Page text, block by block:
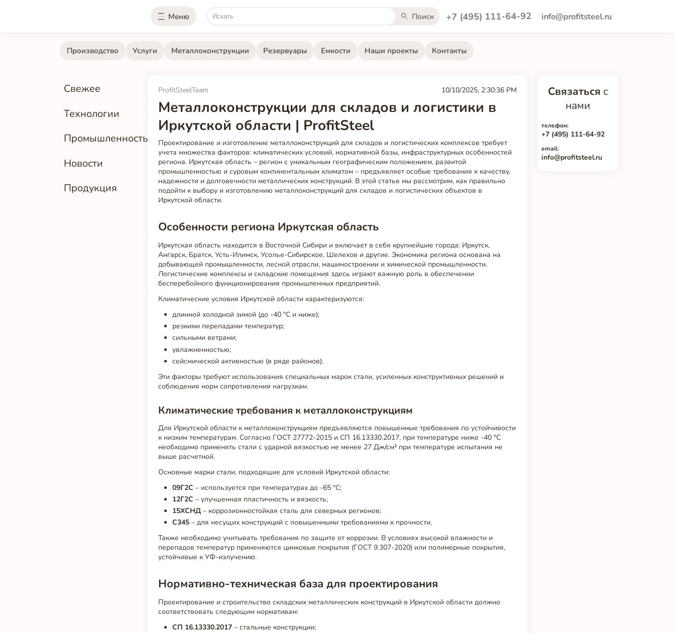
Меню Поиск +7 (495) 111-64-92 info@profitsteel.ru
Производство Услуги Металлоконструкции Резервуары Емкости Наши проекты Контакты
Свежее
Технологии
Промышленность
Новости
Продукция
ProfitSteelTeam 10/10/2025, 2:30:36 PM
Металлоконструкции для складов и логистики в
Иркутской области | ProfitSteel
Проектирование и изготовление металлоконструкций для складов и логистических комплексов требует
учета множества факторов: климатических условий, нормативной базы, инфраструктурных особенностей
региона. Иркутская область – регион с уникальным географическим положением, развитой
промышленностью и суровым континентальным климатом – предъявляет особые требования к качеству,
надежности и долговечности металлических конструкций. В этой статье мы рассмотрим, как правильно
подойти к выбору и изготовлению металлоконструкций для складов и логистических объектов в
Иркутской области.
Особенности региона Иркутская область
Иркутская область находится в Восточной Сибири и включает в себя крупнейшие города: Иркутск,
Ангарск, Братск, Усть-Илимск, Усолье-Сибирское, Шелехов и другие. Экономика региона основана на
добывающей промышленности, лесной отрасли, машиностроении и химической промышленности.
Логистические комплексы и складские помещения здесь играют важную роль в обеспечении
бесперебойного функционирования промышленных предприятий.
Климатические условия Иркутской области характеризуются:
длинной холодной зимой (до -40 °C и ниже);
резкими перепадами температур;
сильными ветрами;
увлажненностью;
сейсмической активностью (в ряде районов).
Эти факторы требуют использования специальных марок стали, усиленных конструктивных решений и
соблюдения норм сопротивления нагрузкам.
Климатические требования к металлоконструкциям
Для Иркутской области к металлоконструкциям предъявляются повышенные требования по устойчивости
к низким температурам. Согласно ГОСТ 27772-2015 и СП 16.13330.2017, при температуре ниже -40 °C
необходимо применять стали с ударной вязкостью не менее 27 Дж/см² при температуре испытания не
выше расчетной.
Основные марки стали, подходящие для условий Иркутской области:
09Г2С – используется при температурах до -65 °C;
12Г2С – улучшенная пластичность и вязкость;
15ХСНД – коррозионностойкая сталь для северных регионов;
С345 – для несущих конструкций с повышенными требованиями к прочности.
Также необходимо учитывать требования по защите от коррозии. В условиях высокой влажности и
перепадов температур применяются цинковые покрытия (ГОСТ 9.307-2020) или полимерные покрытия,
устойчивые к УФ-излучению.
Нормативно-техническая база для проектирования
Проектирование и строительство складских металлических конструкций в Иркутской области должно
соответствовать следующим нормативам:
СП 16.13330.2017 – стальные конструкции;
Связаться с
нами
телефон:
+7 (495) 111-64-92
email:
info@profitsteel.ru